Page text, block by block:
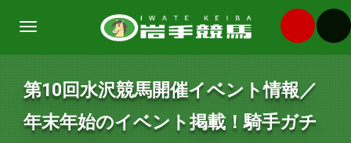
Toggle
第10回水沢競馬開催イベント情報／
年末年始のイベント掲載！騎手ガチ